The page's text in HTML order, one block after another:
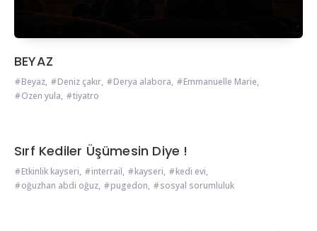
BEYAZ
Beyaz, Deniz çakır, Derya alabora, Emmanuelle Marie,
Ozen yula, tiyatro
Sırf Kediler Üşümesin Diye !
Etkinlik kayseri, interrail, kayseri, kedi evi,
oğuzhan abdi oğuz, pugedon, sosyal sorumluluk